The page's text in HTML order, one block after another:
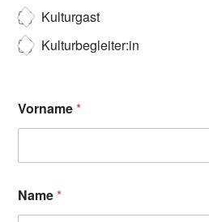
Kulturgast
Kulturbegleiter:in
Vorname*
Name*